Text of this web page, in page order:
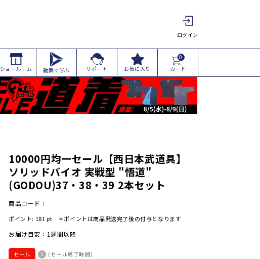
ログイン
ショールーム 動画で学ぶ サポート お気に入り
0
カート
10000円均一セール【西日本武道具】
ソリッドバイオ 実戦型 "悟道"
(GODOU)37・38・39 2本セット
商品コード：
ポイント: 181pt ＊ポイントは商品発送完了後の付与となります
お届け目安：1週間以降
セール (セール終了時間)